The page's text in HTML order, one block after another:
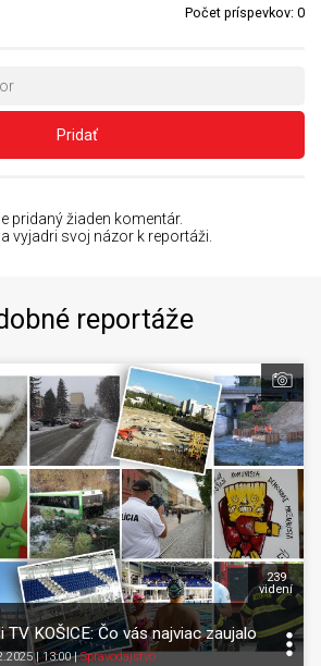
Počet príspevkov: 0
Pridať
pridaný žiaden komentár.
vyjadri svoj názor k reportáži.
reportáže
KOŠICE: Čo vás najviac zaujalo
| 13:00|Spravodajstvo
239
videní